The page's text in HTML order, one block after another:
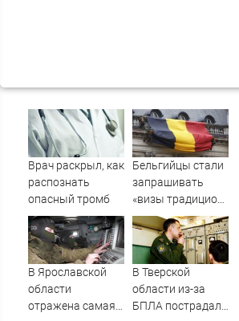
Врач раскрыл, как
распознать
опасный тромб
Бельгийцы стали
запрашивать
«визы традиционных
ценностей» в
посольстве РФ
В Ярославской
области
отражена самая
В Тверской
области из-за
БПЛА пострадал